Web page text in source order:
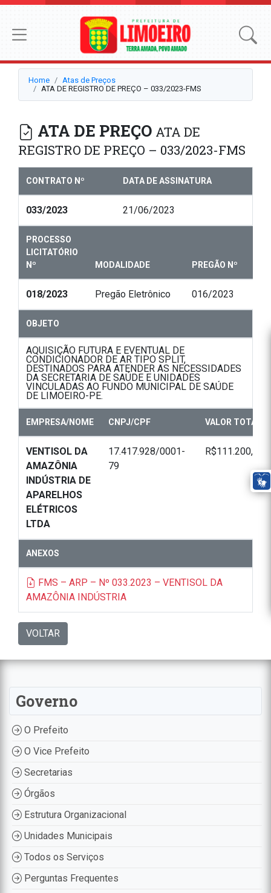
Home
Atas de Preços
ATA DE REGISTRO DE PREÇO – 033/2023-FMS
ATA DE PREÇO ATA DE
REGISTRO DE PREÇO – 033/2023-FMS
CONTRATO Nº DATA DE ASSINATURA
033/2023 21/06/2023
PROCESSO
LICITATÓRIO
Nº
MODALIDADE PREGÃO Nº
018/2023 Pregão Eletrônico 016/2023
OBJETO
AQUISIÇÃO FUTURA E EVENTUAL DE
CONDICIONADOR DE AR TIPO SPLIT,
DESTINADOS PARA ATENDER AS NECESSIDADES
DA SECRETARIA DE SAÚDE E UNIDADES
VINCULADAS AO FUNDO MUNICIPAL DE SAÚDE
DE LIMOEIRO-PE.
EMPRESA/NOME CNPJ/CPF VALOR TOTAL
VENTISOL DA
AMAZÔNIA
INDÚSTRIA DE
APARELHOS
ELÉTRICOS
LTDA
17.417.928/0001-
79
R$111.200,00
ANEXOS
FMS – ARP – Nº 033.2023 – VENTISOL DA
AMAZÔNIA INDÚSTRIA
VOLTAR
Governo
O Prefeito
O Vice Prefeito
Secretarias
Órgãos
Estrutura Organizacional
Unidades Municipais
Todos os Serviços
Perguntas Frequentes